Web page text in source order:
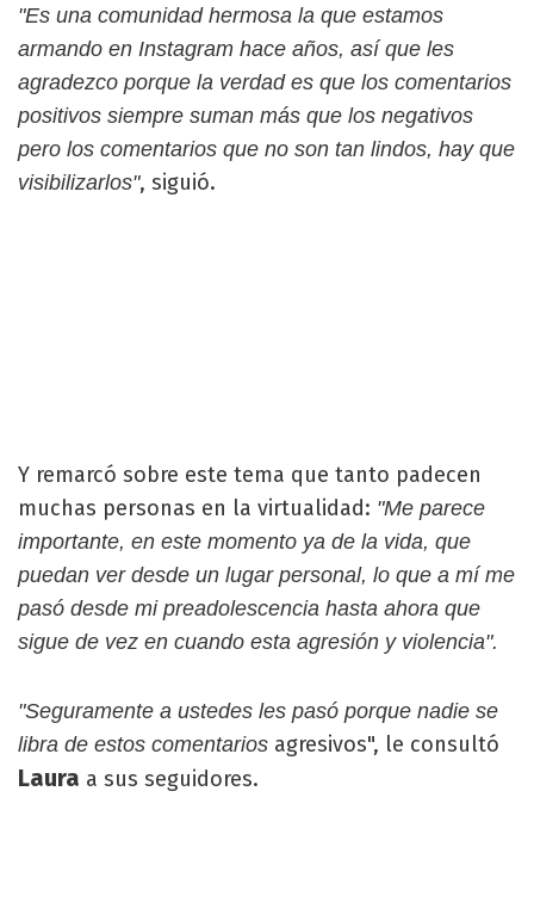
"Es una comunidad hermosa la que estamos
armando en Instagram hace años, así que les
agradezco porque la verdad es que los comentarios
positivos siempre suman más que los negativos
pero los comentarios que no son tan lindos, hay que
visibilizarlos", siguió.
Y remarcó sobre este tema que tanto padecen
muchas personas en la virtualidad: "Me parece
importante, en este momento ya de la vida, que
puedan ver desde un lugar personal, lo que a mí me
pasó desde mi preadolescencia hasta ahora que
sigue de vez en cuando esta agresión y violencia".
"Seguramente a ustedes les pasó porque nadie se
libra de estos comentarios agresivos", le consultó
Laura a sus seguidores.